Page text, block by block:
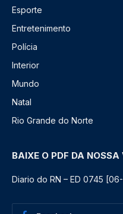
Esporte
Entretenimento
Polícia
Interior
Mundo
Natal
Rio Grande do Norte
BAIXE O PDF DA NOSSA
Diario do RN – ED 0745